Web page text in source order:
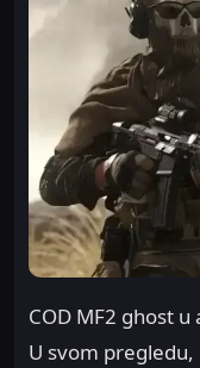
COD MF2 ghost u
U svom